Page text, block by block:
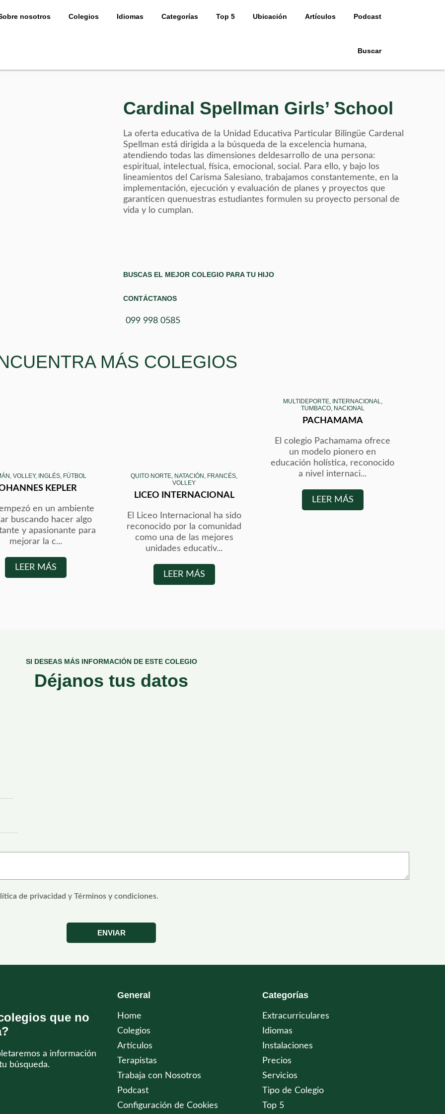
nosotros Colegios Idiomas Categorías Top 5 Ubicación Artículos Podcast
Buscar
Cardinal Spellman Girls’ School
La oferta educativa de la Unidad Educativa Particular Bilingüe Cardenal
Spellman está dirigida a la búsqueda de la excelencia humana,
atendiendo todas las dimensiones deldesarrollo de una persona:
espiritual, intelectual, física, emocional, social. Para ello, y bajo los
lineamientos del Carisma Salesiano, trabajamos constantemente, en la
implementación, ejecución y evaluación de planes y proyectos que
garanticen quenuestras estudiantes formulen su proyecto personal de
vida y lo cumplan.
BUSCAS EL MEJOR COLEGIO PARA TU HIJO
CONTÁCTANOS
099 998 0585
MÁS COLEGIOS
VOLLEY, INGLÉS, FÚTBOL
KEPLER
en un ambiente
buscando hacer algo
y apasionante para
mejorar la c...
LEER MÁS
QUITO NORTE, NATACIÓN, FRANCÉS,
VOLLEY
LICEO INTERNACIONAL
El Liceo Internacional ha sido
reconocido por la comunidad
como una de las mejores
unidades educativ...
LEER MÁS
MULTIDEPORTE, INTERNACIONAL,
TUMBACO, NACIONAL
PACHAMAMA
El colegio Pachamama ofrece
un modelo pionero en
educación holística, reconocido
a nivel internaci...
LEER MÁS
SI DESEAS MÁS INFORMACIÓN DE ESTE COLEGIO
Déjanos tus datos
de privacidad y Términos y condiciones.
ENVIAR
que no
a información
búsqueda.
General
Home
Colegios
Artículos
Terapistas
Trabaja con Nosotros
Podcast
Configuración de Cookies
Categorías
Extracurriculares
Idiomas
Instalaciones
Precios
Servicios
Tipo de Colegio
Top 5